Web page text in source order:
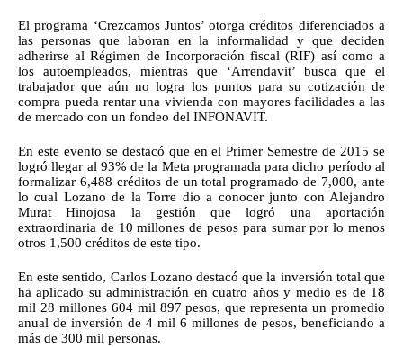
El programa ‘Crezcamos Juntos’ otorga créditos diferenciados a
las personas que laboran en la informalidad y que deciden
adherirse al Régimen de Incorporación fiscal (RIF) así como a
los autoempleados, mientras que ‘Arrendavit’ busca que el
trabajador que aún no logra los puntos para su cotización de
compra pueda rentar una vivienda con mayores facilidades a las
de mercado con un fondeo del INFONAVIT.
En este evento se destacó que en el Primer Semestre de 2015 se
logró llegar al 93% de la Meta programada para dicho período al
formalizar 6,488 créditos de un total programado de 7,000, ante
lo cual Lozano de la Torre dio a conocer junto con Alejandro
Murat Hinojosa la gestión que logró una aportación
extraordinaria de 10 millones de pesos para sumar por lo menos
otros 1,500 créditos de este tipo.
En este sentido, Carlos Lozano destacó que la inversión total que
ha aplicado su administración en cuatro años y medio es de 18
mil 28 millones 604 mil 897 pesos, que representa un promedio
anual de inversión de 4 mil 6 millones de pesos, beneficiando a
más de 300 mil personas.